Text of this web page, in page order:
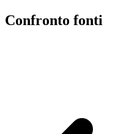
Confronto fonti